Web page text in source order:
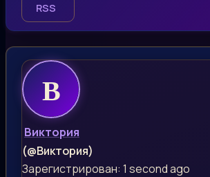
RSS
Виктория
(@Виктория)
Зарегистрирован: 1 second ago